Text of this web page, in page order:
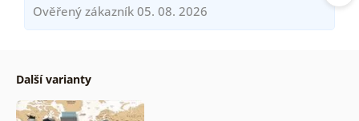
Ověřený zákazník 05. 08. 2026
Další varianty